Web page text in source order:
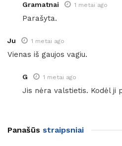
Gramatnai 1 metai ago
Parašyta.
Ju 1 metai ago
Vienas iš gaujos vagiu.
G 1 metai ago
Jis nėra valstietis. Kodėl ji
Panašūs straipsniai